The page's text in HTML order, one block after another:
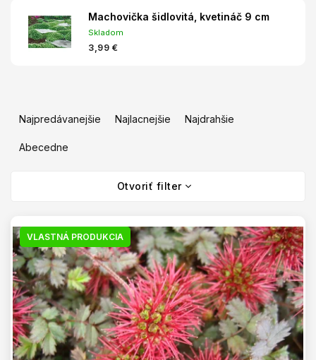
Machovička šidlovitá, kvetináč 9 cm
Skladom
3,99 €
e
r
o
d
u
k
t
o
v
Najpredávanejšie Najlacnejšie Najdrahšie
Abecedne
Otvoriť filter
s
p
r
o
d
u
k
t
VLASTNÁ PRODUKCIA